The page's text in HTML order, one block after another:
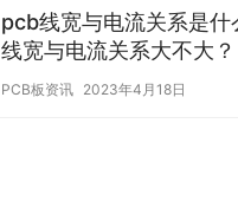
pcb线宽与电流关系是
线宽与电流关系大不大？
PCB板资讯 2023年4月18日